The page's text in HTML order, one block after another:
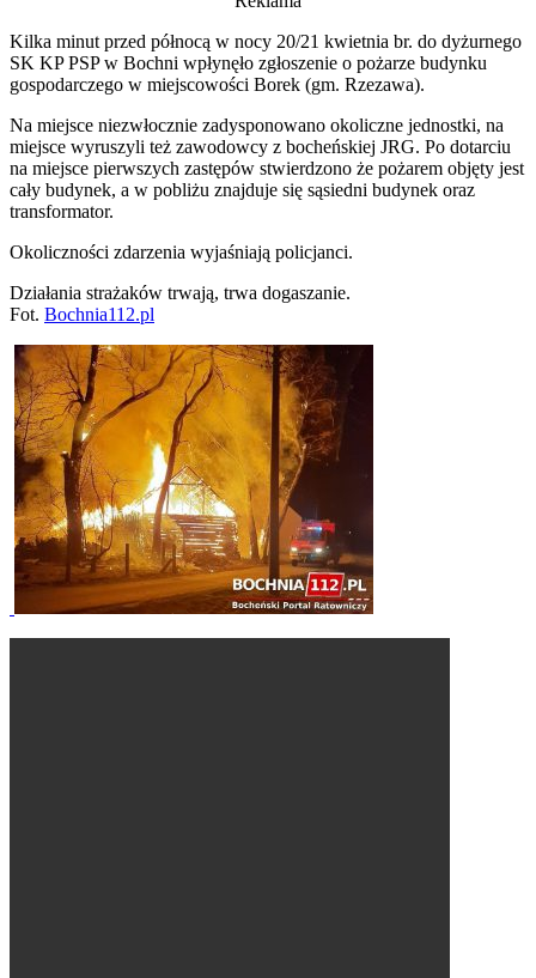
Kilka minut przed północą w nocy 20/21 kwietnia br. do dyżurnego
SK KP PSP w Bochni wpłynęło zgłoszenie o pożarze budynku
gospodarczego w miejscowości Borek (gm. Rzezawa).
Na miejsce niezwłocznie zadysponowano okoliczne jednostki, na
miejsce wyruszyli też zawodowcy z bocheńskiej JRG. Po dotarciu
na miejsce pierwszych zastępów stwierdzono że pożarem objęty jest
cały budynek, a w pobliżu znajduje się sąsiedni budynek oraz
transformator.
Okoliczności zdarzenia wyjaśniają policjanci.
Działania strażaków trwają, trwa dogaszanie.
Fot. Bochnia112.pl